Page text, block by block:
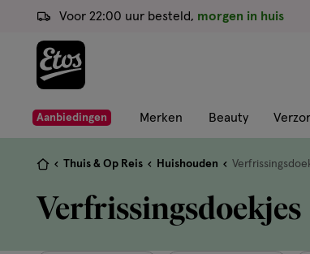
ga
de
hoofd
ga
naar
de
ga
naar
Voor 22:00 uur besteld, morgen in huis
Aanbiedingen Merken Beauty
Je
hier:
Thuis & Op Reis Huishouden
Verfrissingsdoekjes